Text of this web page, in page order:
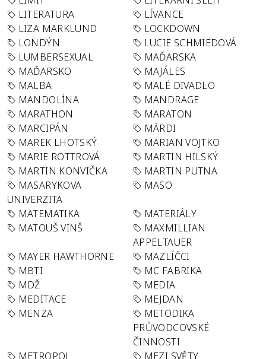
LITERATURA
LÍVANCE
LIZA MARKLUND
LOCKDOWN
LONDÝN
LUCIE SCHMIEDOVÁ
LUMBERSEXUAL
MAĎARSKA
MAĎARSKO
MAJÁLES
MALBA
MALÉ DIVADLO
MANDOLÍNA
MANDRAGE
MARATHON
MARATON
MARCIPÁN
MÁRDI
MAREK LHOTSKÝ
MARIAN VOJTKO
MARIE ROTTROVÁ
MARTIN HILSKÝ
MARTIN KONVIČKA
MARTIN PUTNA
MASARYKOVA
UNIVERZITA
MASO
MATEMATIKA
MATERIÁLY
MATOUŠ VINŠ
MAXMILLIAN
APPELTAUER
MAYER HAWTHORNE
MAZLÍČCI
MBTI
MC FABRIKA
MDŽ
MEDIA
MEDITACE
MEJDAN
MENZA
METODIKA
PRŮVODCOVSKÉ
ČINNOSTI
METROPOL
MEZI SVĚTY